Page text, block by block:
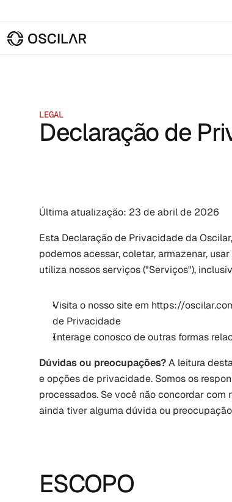
LEGAL
Declaração de
Última atualização: 23 de abril de 2026
Esta Declaração de Privacidade da
podemos acessar, coletar, armazenar,
utiliza nossos serviços ("Serviços"),
Visita o nosso site em https://
de Privacidade
Interage conosco de outras formas
Dúvidas ou preocupações? A leitura
e opções de privacidade. Somos os
processados. Se você não concordar com
ainda tiver alguma dúvida ou
ESCOPO